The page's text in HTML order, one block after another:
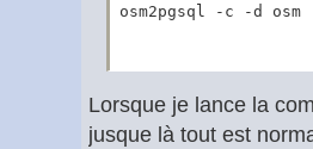
osm2pgsql -c -d
Lorsque je lance la
jusque là tout est